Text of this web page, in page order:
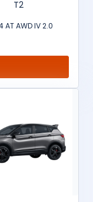
T2
2.0 T 254 AT AWD IV